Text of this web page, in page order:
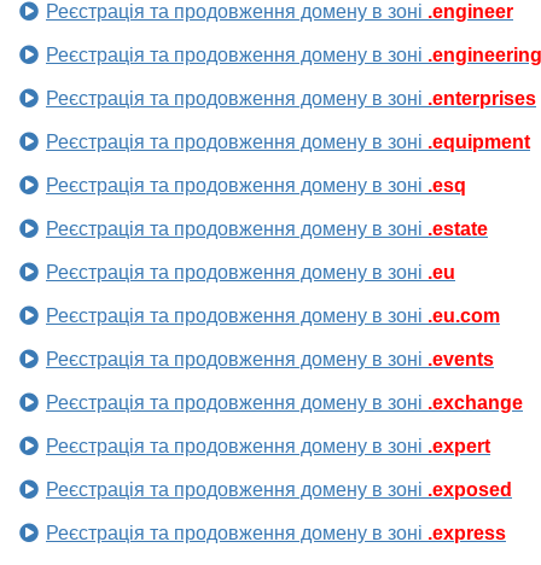
Реєстрація та продовження домену в зоні .engineer
Реєстрація та продовження домену в зоні .engineering
Реєстрація та продовження домену в зоні .enterprises
Реєстрація та продовження домену в зоні .equipment
Реєстрація та продовження домену в зоні .esq
Реєстрація та продовження домену в зоні .estate
Реєстрація та продовження домену в зоні .eu
Реєстрація та продовження домену в зоні .eu.com
Реєстрація та продовження домену в зоні .events
Реєстрація та продовження домену в зоні .exchange
Реєстрація та продовження домену в зоні .expert
Реєстрація та продовження домену в зоні .exposed
Реєстрація та продовження домену в зоні .express